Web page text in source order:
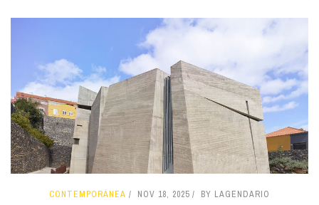
CONTEMPORÁNEA NOV 18, 2025 BY LAGENDARIO